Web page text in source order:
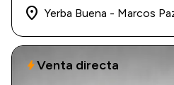
place Yerba Buena - Marcos
boltVenta directa